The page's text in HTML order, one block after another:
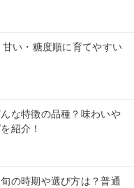
い・糖度順に育てやすい
な特徴の品種？味わいや
紹介！
の時期や選び方は？普通